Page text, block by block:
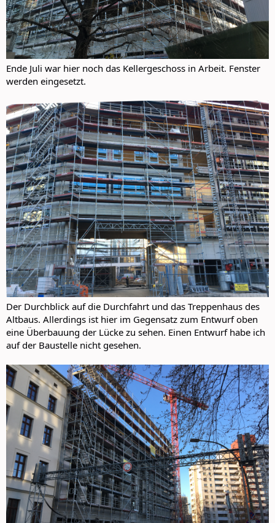
Ende Juli war hier noch das Kellergeschoss in Arbeit. Fenster
werden eingesetzt.
Der Durchblick auf die Durchfahrt und das Treppenhaus des
Altbaus. Allerdings ist hier im Gegensatz zum Entwurf oben
eine Überbauung der Lücke zu sehen. Einen Entwurf habe ich
auf der Baustelle nicht gesehen.